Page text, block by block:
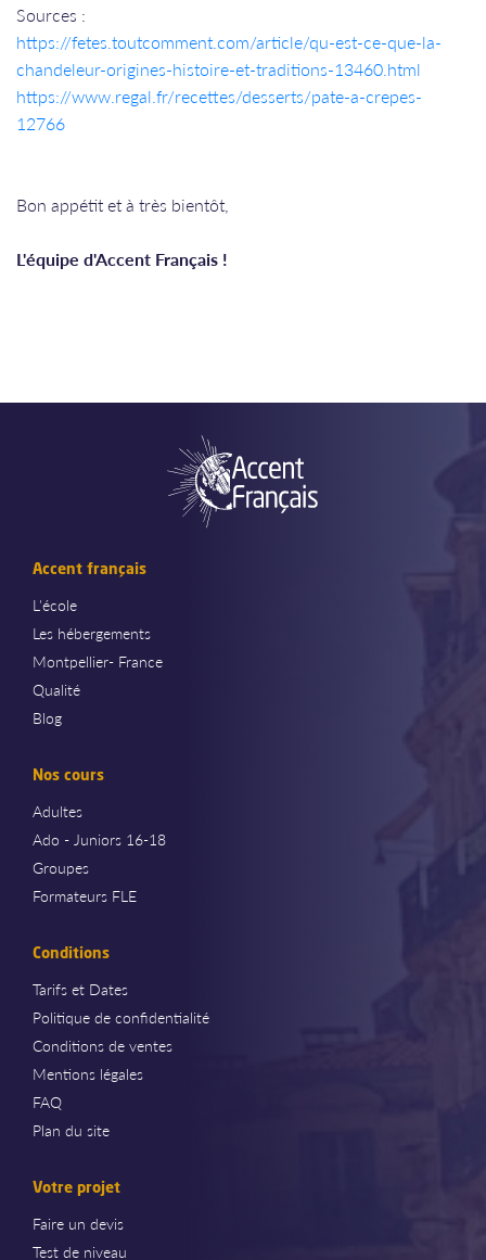
Sources :
https://fetes.toutcomment.com/article/qu-est-ce-que-la-
chandeleur-origines-histoire-et-traditions-13460.html
https://www.regal.fr/recettes/desserts/pate-a-crepes-
12766
Bon appétit et à très bientôt,
L'équipe d'Accent Français !
Accent français
L'école
Les hébergements
Montpellier- France
Qualité
Blog
Nos cours
Adultes
Ado - Juniors 16-18
Groupes
Formateurs FLE
Conditions
Tarifs et Dates
Politique de confidentialité
Conditions de ventes
Mentions légales
FAQ
Plan du site
Votre projet
Faire un devis
Test de niveau